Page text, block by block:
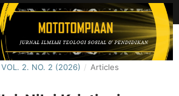
2. NO. 2 (2026) / Articles